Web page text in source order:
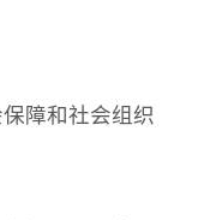
障和社会组织